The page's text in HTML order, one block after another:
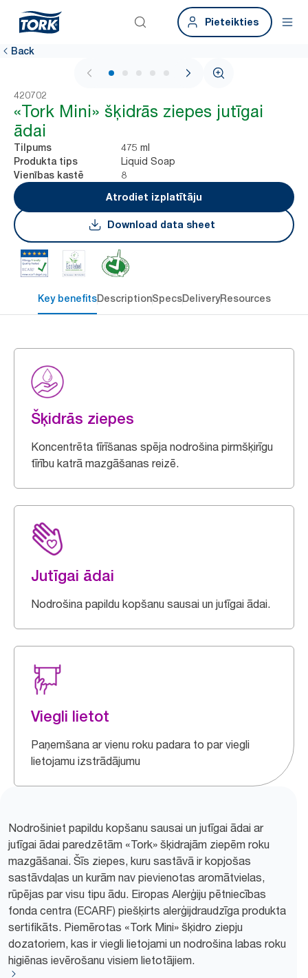
Pieteikties
Back
1 / 5
420702
«Tork Mini» šķidrās ziepes jutīgai
ādai
Tilpums 475 ml
Produkta tips Liquid Soap
Vienības kastē
8
Atrodiet izplatītāju
Download data sheet
Key benefitsDescriptionSpecsDeliveryResources
Šķidrās ziepes
Koncentrēta tīrīšanas spēja nodrošina pirmšķirīgu
tīrību katrā mazgāšanas reizē.
Jutīgai ādai
Nodrošina papildu kopšanu sausai un jutīgai ādai.
Viegli lietot
Paņemšana ar vienu roku padara to par viegli
lietojamu izstrādājumu
Nodrošiniet papildu kopšanu sausai un jutīgai ādai ar
jutīgai ādai paredzētām «Tork» šķidrajām ziepēm roku
mazgāšanai. Šīs ziepes, kuru sastāvā ir kopjošas
sastāvdaļas un kurām nav pievienotas aromātvielas,
rūpējas par visu tipu ādu. Eiropas Alerģiju pētniecības
fonda centra (ECARF) piešķirts alerģijdraudzīga produkta
sertifikāts. Piemērotas «Tork Mini» šķidro ziepju
dozatoriem, kas ir viegli lietojami un nodrošina labas roku
higiēnas ievērošanu visiem lietotājiem.